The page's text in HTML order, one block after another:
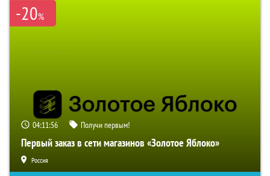
-20%
04:11:55 Получи первым!
Первый заказ в сети магазинов «Золотое Яблоко»
Россия